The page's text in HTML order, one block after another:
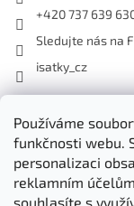
Používáme
funkčnosti webu.
personalizaci
reklamním
souhlasíte s
+420 737 639
Sledujte nás na
isatky_cz
Odebírat
Vložte svůj e-mail a
produktech na našem